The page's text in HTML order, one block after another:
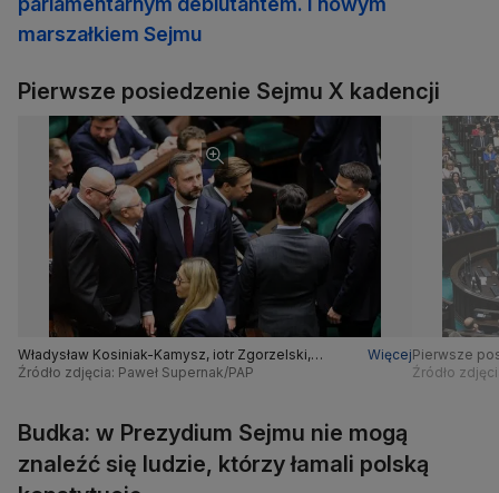
marszałkiem Sejmu
Pierwsze posiedzenie Sejmu X kadencji
Władysław Kosiniak-Kamysz, iotr Zgorzelski,
Krzysztof Bosak, Sławomir Mentzen
Więcej
Źródło zdjęcia: Paweł Supernak/PAP
Pierwsze
Źródło
Budka: w Prezydium Sejmu nie mogą
znaleźć się ludzie, którzy łamali polską